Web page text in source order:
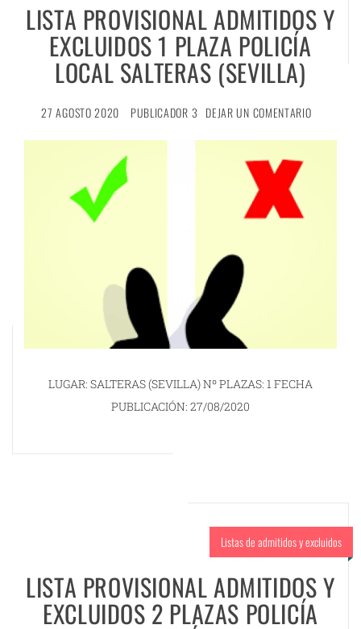
LISTA PROVISIONAL ADMITIDOS Y
EXCLUIDOS 1 PLAZA POLICÍA
LOCAL SALTERAS (SEVILLA)
27 AGOSTO 2020 PUBLICADOR 3 DEJAR UN COMENTARIO
LUGAR: SALTERAS (SEVILLA) Nº PLAZAS: 1 FECHA
PUBLICACIÓN: 27/08/2020
Listas de admitidos y excluidos
LISTA PROVISIONAL ADMITIDOS Y
EXCLUIDOS 2 PLAZAS POLICÍA